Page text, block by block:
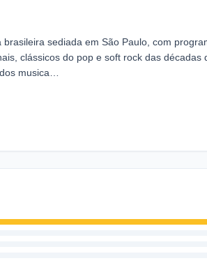
sediada em São Paulo, com
clássicos do pop e soft rock das
musica…